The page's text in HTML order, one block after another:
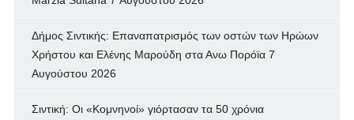
Δήμος Σιντικής: Επαναπατρισμός των oστών των Ηρώων
Χρήστου και Ελένης Μαρούδη στα Ανω Πορόϊα 7
Αυγούστου 2026
Σιντική: Οι «Κομνηνοί» γιόρτασαν τα 50 χρόνια